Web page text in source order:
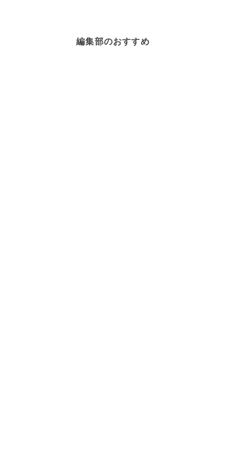
編集部のおすすめ